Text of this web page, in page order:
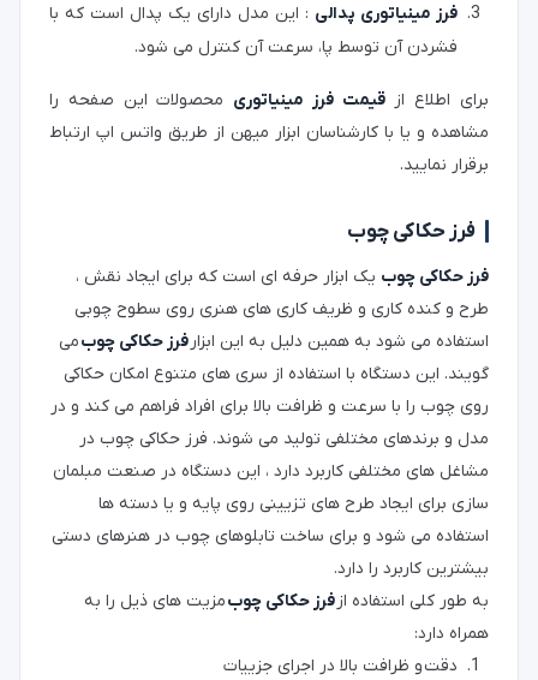
فرز مینیاتوری پدالی : این مدل دارای یک پدال است که با
فشردن آن توسط پا، سرعت آن کنترل می شود.
برای اطلاع ازقیمت فرز مینیاتوری محصولات این صفحه را
مشاهده و یا با کارشناسان ابزار میهن از طریق واتس اپ ارتباط
برقرار نمایید.
فرز حکاکی چوب
فرز حکاکی چوب یک ابزار حرفه ای است که برای ایجاد نقش ،
طرح و کنده کاری و ظریف کاری های هنری روی سطوح چوبی
استفاده می شود به همین دلیل به این ابزارفرز حکاکی چوبمی
گویند. این دستگاه با استفاده از سری های متنوع امکان حکاکی
روی چوب را با سرعت و ظرافت بالا برای افراد فراهم می کند و در
مدل و برندهای مختلفی تولید می شوند. فرز حکاکی چوب در
مشاغل های مختلفی کاربرد دارد ، این دستگاه در صنعت مبلمان
سازی برای ایجاد طرح های تزیینی روی پایه و یا دسته ها
استفاده می شود و برای ساخت تابلوهای چوب در هنرهای دستی
بیشترین کاربرد را دارد.
به طور کلی استفاده ازفرز حکاکی چوبمزیت های ذیل را به
همراه دارد:
دقت و ظرافت بالا در اجرای جزییات